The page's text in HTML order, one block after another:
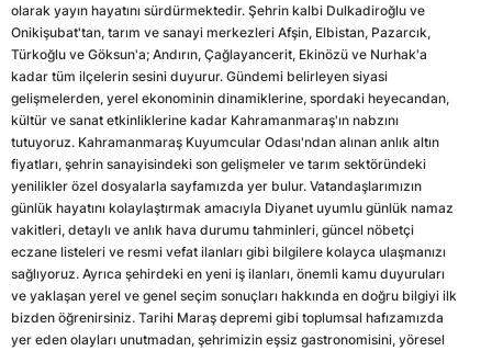
olarak yayın hayatını sürdürmektedir. Şehrin kalbi Dulkadiroğlu ve
Onikişubat'tan, tarım ve sanayi merkezleri Afşin, Elbistan, Pazarcık,
Türkoğlu ve Göksun'a; Andırın, Çağlayancerit, Ekinözü ve Nurhak'a
kadar tüm ilçelerin sesini duyurur. Gündemi belirleyen siyasi
gelişmelerden, yerel ekonominin dinamiklerine, spordaki heyecandan,
kültür ve sanat etkinliklerine kadar Kahramanmaraş'ın nabzını
tutuyoruz. Kahramanmaraş Kuyumcular Odası'ndan alınan anlık altın
fiyatları, şehrin sanayisindeki son gelişmeler ve tarım sektöründeki
yenilikler özel dosyalarla sayfamızda yer bulur. Vatandaşlarımızın
günlük hayatını kolaylaştırmak amacıyla Diyanet uyumlu günlük namaz
vakitleri, detaylı ve anlık hava durumu tahminleri, güncel nöbetçi
eczane listeleri ve resmi vefat ilanları gibi bilgilere kolayca ulaşmanızı
sağlıyoruz. Ayrıca şehirdeki en yeni iş ilanları, önemli kamu duyuruları
ve yaklaşan yerel ve genel seçim sonuçları hakkında en doğru bilgiyi ilk
bizden öğrenirsiniz. Tarihi Maraş depremi gibi toplumsal hafızamızda
yer eden olayları unutmadan, şehrimizin eşsiz gastronomisini, yöresel